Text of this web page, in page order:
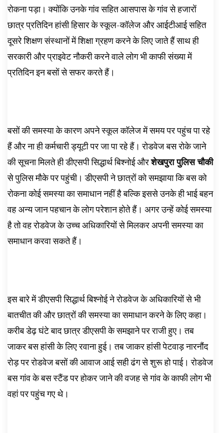
रोकना पड़ा। क्योंकि उनके गांव सहित आसपास के गांव से हजारों
छात्र प्रतिदिन हांसी हिसार के स्कूल-कॉलेज और आईटीआई सहित
दूसरे शिक्षण संस्थानों में शिक्षा ग्रहण करने के लिए जाते हैं साथ ही
सरकारी और प्राइवेट नौकरी करने वाले लोग भी काफी संख्या में
प्रतिदिन इन बसों से सफर करते हैं।
बसों की समस्या के कारण अपने स्कूल कॉलेज में समय पर पहुंच पा रहे
हैं और ना ही कर्मचारी ड्यूटी पर जा पा रहे हैं। रोडवेज बस रोके जाने
की सूचना मिलते ही डीएसपी सिद्धार्थ बिश्नोई औरशेखपुरा पुलिस चौकी
से पुलिस मौके पर पहुंची। डीएसपी ने छात्रों को समझाया कि बस को
रोकना कोई समस्या का समाधान नहीं है बल्कि इससे उनके ही भाई बहन
वह अन्य जान पहचान के लोग परेशान होते हैं। अगर उन्हें कोई समस्या
है तो वह रोडवेज के उच्च अधिकारियों से मिलकर अपनी समस्या का
समाधान करवा सकते हैं।
इस बारे में डीएसपी सिद्धार्थ बिश्नोई ने रोडवेज के अधिकारियों से भी
बातचीत की और छात्रों की समस्या का समाधान करने के लिए कहा।
करीब डेढ़ घंटे बाद छात्र डीएसपी के समझाने पर राजी हुए। तब
जाकर बस हांसी के लिए रवाना हुई। तब जाकर हांसी पेटवाड़ नारनौंद
रोड़ पर रोडवेज बसों की आवाज आई सही ढंग से शुरू हो पाई। रोडवेज
बस गांव के बस स्टैंड पर होकर जाने की वजह से गांव के काफी लोग भी
वहां पर पहुंच गए थे।